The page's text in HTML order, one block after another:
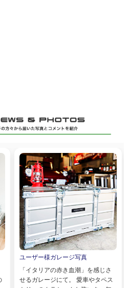
ユーザー様ガレージ写真
「イタリアの赤き血潮」を感じさ
せるガレージにて。 愛車やタペス